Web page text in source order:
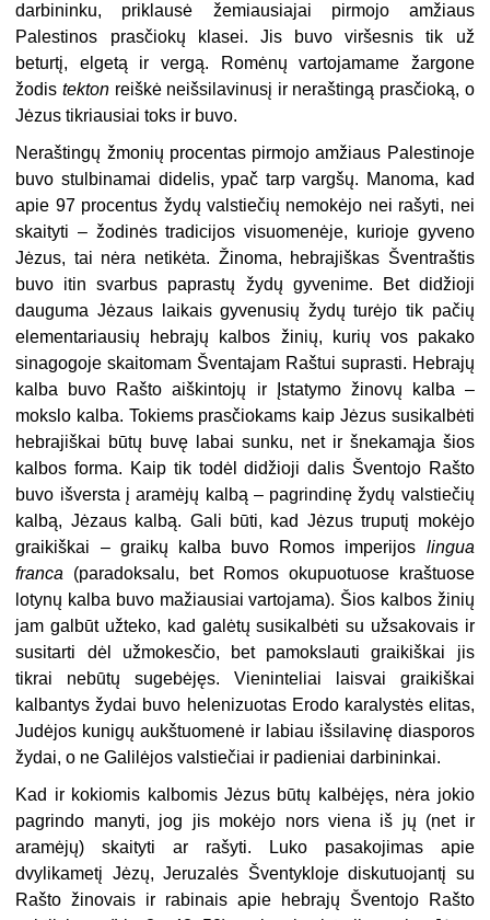
darbininku, priklausė žemiausiajai pirmojo amžiaus
Palestinos prasčiokų klasei. Jis buvo viršesnis tik už
beturtį, elgetą ir vergą. Romėnų vartojamame žargone
žodistekton reiškė neišsilavinusį ir neraštingą prasčioką, o
Jėzus tikriausiai toks ir buvo.
Neraštingų žmonių procentas pirmojo amžiaus Palestinoje
buvo stulbinamai didelis, ypač tarp vargšų. Manoma, kad
apie 97 procentus žydų valstiečių nemokėjo nei rašyti, nei
skaityti – žodinės tradicijos visuomenėje, kurioje gyveno
Jėzus, tai nėra netikėta. Žinoma, hebrajiškas Šventraštis
buvo itin svarbus paprastų žydų gyvenime. Bet didžioji
dauguma Jėzaus laikais gyvenusių žydų turėjo tik pačių
elementariausių hebrajų kalbos žinių, kurių vos pakako
sinagogoje skaitomam Šventajam Raštui suprasti. Hebrajų
kalba buvo Rašto aiškintojų ir Įstatymo žinovų kalba –
mokslo kalba. Tokiems prasčiokams kaip Jėzus susikalbėti
hebrajiškai būtų buvę labai sunku, net ir šnekamąja šios
kalbos forma. Kaip tik todėl didžioji dalis Šventojo Rašto
buvo išversta į aramėjų kalbą – pagrindinę žydų valstiečių
kalbą, Jėzaus kalbą. Gali būti, kad Jėzus truputį mokėjo
graikiškai – graikų kalba buvo Romos imperijos lingua
franca (paradoksalu, bet Romos okupuotuose kraštuose
lotynų kalba buvo mažiausiai vartojama). Šios kalbos žinių
jam galbūt užteko, kad galėtų susikalbėti su užsakovais ir
susitarti dėl užmokesčio, bet pamokslauti graikiškai jis
tikrai nebūtų sugebėjęs. Vieninteliai laisvai graikiškai
kalbantys žydai buvo helenizuotas Erodo karalystės elitas,
Judėjos kunigų aukštuomenė ir labiau išsilavinę diasporos
žydai, o ne Galilėjos valstiečiai ir padieniai darbininkai.
Kad ir kokiomis kalbomis Jėzus būtų kalbėjęs, nėra jokio
pagrindo manyti, jog jis mokėjo nors viena iš jų (net ir
aramėjų) skaityti ar rašyti. Luko pasakojimas apie
dvylikametį Jėzų, Jeruzalės Šventykloje diskutuojantį su
Rašto žinovais ir rabinais apie hebrajų Šventojo Rašto